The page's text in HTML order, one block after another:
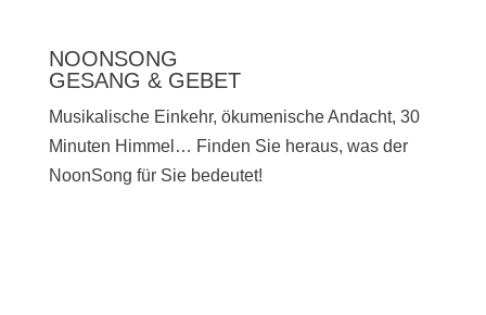
NOONSONG
GESANG & GEBET
Musikalische Einkehr, ökumenische Andacht, 30
Minuten Himmel… Finden Sie heraus, was der
NoonSong für Sie bedeutet!